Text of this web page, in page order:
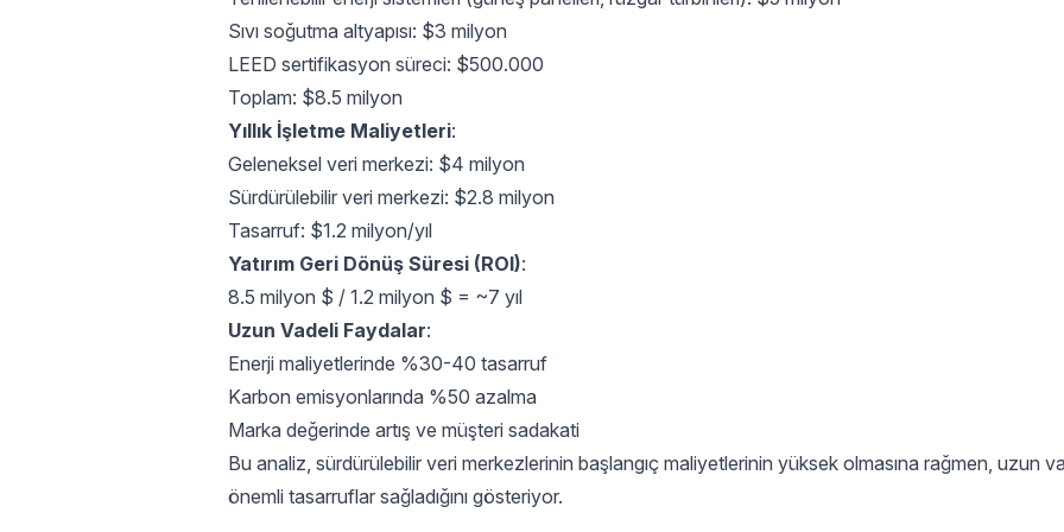
Sıvı soğutma altyapısı: $3 milyon
LEED sertifikasyon süreci: $500.000
Toplam: $8.5 milyon
Yıllık İşletme Maliyetleri:
Geleneksel veri merkezi: $4 milyon
Sürdürülebilir veri merkezi: $2.8 milyon
Tasarruf: $1.2 milyon/yıl
Yatırım Geri Dönüş Süresi (ROI):
8.5 milyon $ / 1.2 milyon $ = ~7 yıl
Uzun Vadeli Faydalar:
Enerji maliyetlerinde %30-40 tasarruf
Karbon emisyonlarında %50 azalma
Marka değerinde artış ve müşteri sadakati
Bu analiz, sürdürülebilir veri merkezlerinin başlangıç maliyetlerinin yüksek olmasına rağmen, uzun
önemli tasarruflar sağladığını gösteriyor.